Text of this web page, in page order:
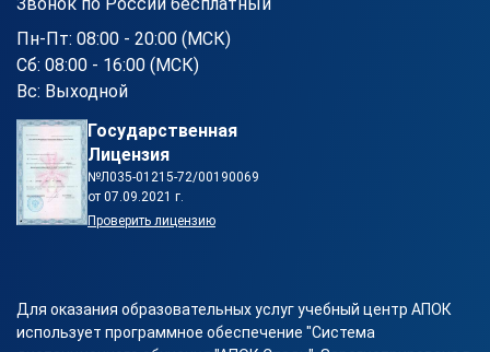
Пн-Пт: 08:00 - 20:00 (МСК)
Сб: 08:00 - 16:00 (МСК)
Вс: Выходной
Государственная
Лицензия
№Л035-01215-72/00190069
от 07.09.2021 г.
Проверить лицензию
Для оказания образовательных услуг учебный центр АПОК
использует программное обеспечение "Система